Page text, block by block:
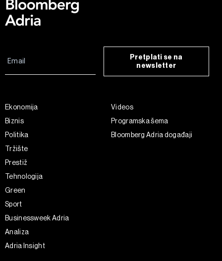
Pretplati se na
newsletter
Ekonomija
Biznis
Politika
Tržište
Prestiž
Tehnologija
Green
Sport
Businessweek Adria
Analiza
Adria Insight
Videos
Programska šema
Bloomberg Adria događaji